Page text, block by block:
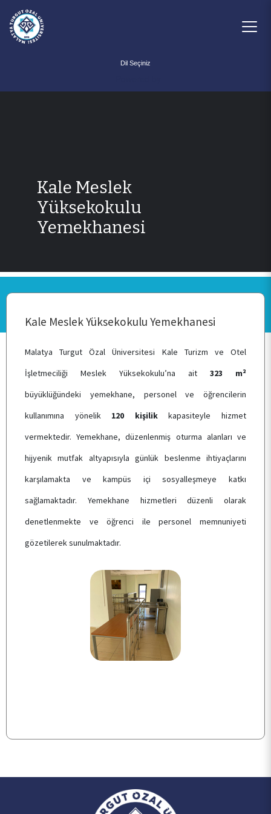
BİRİMİMİZ
KALİTE
TOPLUMSAL KATKI
E-HİZMET
ÖĞRENCİ TOPLULUKLARI
Kale Meslek
Yüksekokulu
Yemekhanesi
Kale Meslek Yüksekokulu Yemekhanesi
Malatya Turgut Özal Üniversitesi Kale Turizm ve Otel
İşletmeciliği Meslek Yüksekokulu’na ait 323 m²
büyüklüğündeki yemekhane, personel ve öğrencilerin
kullanımına yönelik 120 kişilikkapasiteyle hizmet
vermektedir. Yemekhane, düzenlenmiş oturma alanları ve
hijyenik mutfak altyapısıyla günlük beslenme ihtiyaçlarını
karşılamakta ve kampüs içi sosyalleşmeye katkı
sağlamaktadır. Yemekhane hizmetleri düzenli olarak
denetlenmekte ve öğrenci ile personel memnuniyeti
gözetilerek sunulmaktadır.